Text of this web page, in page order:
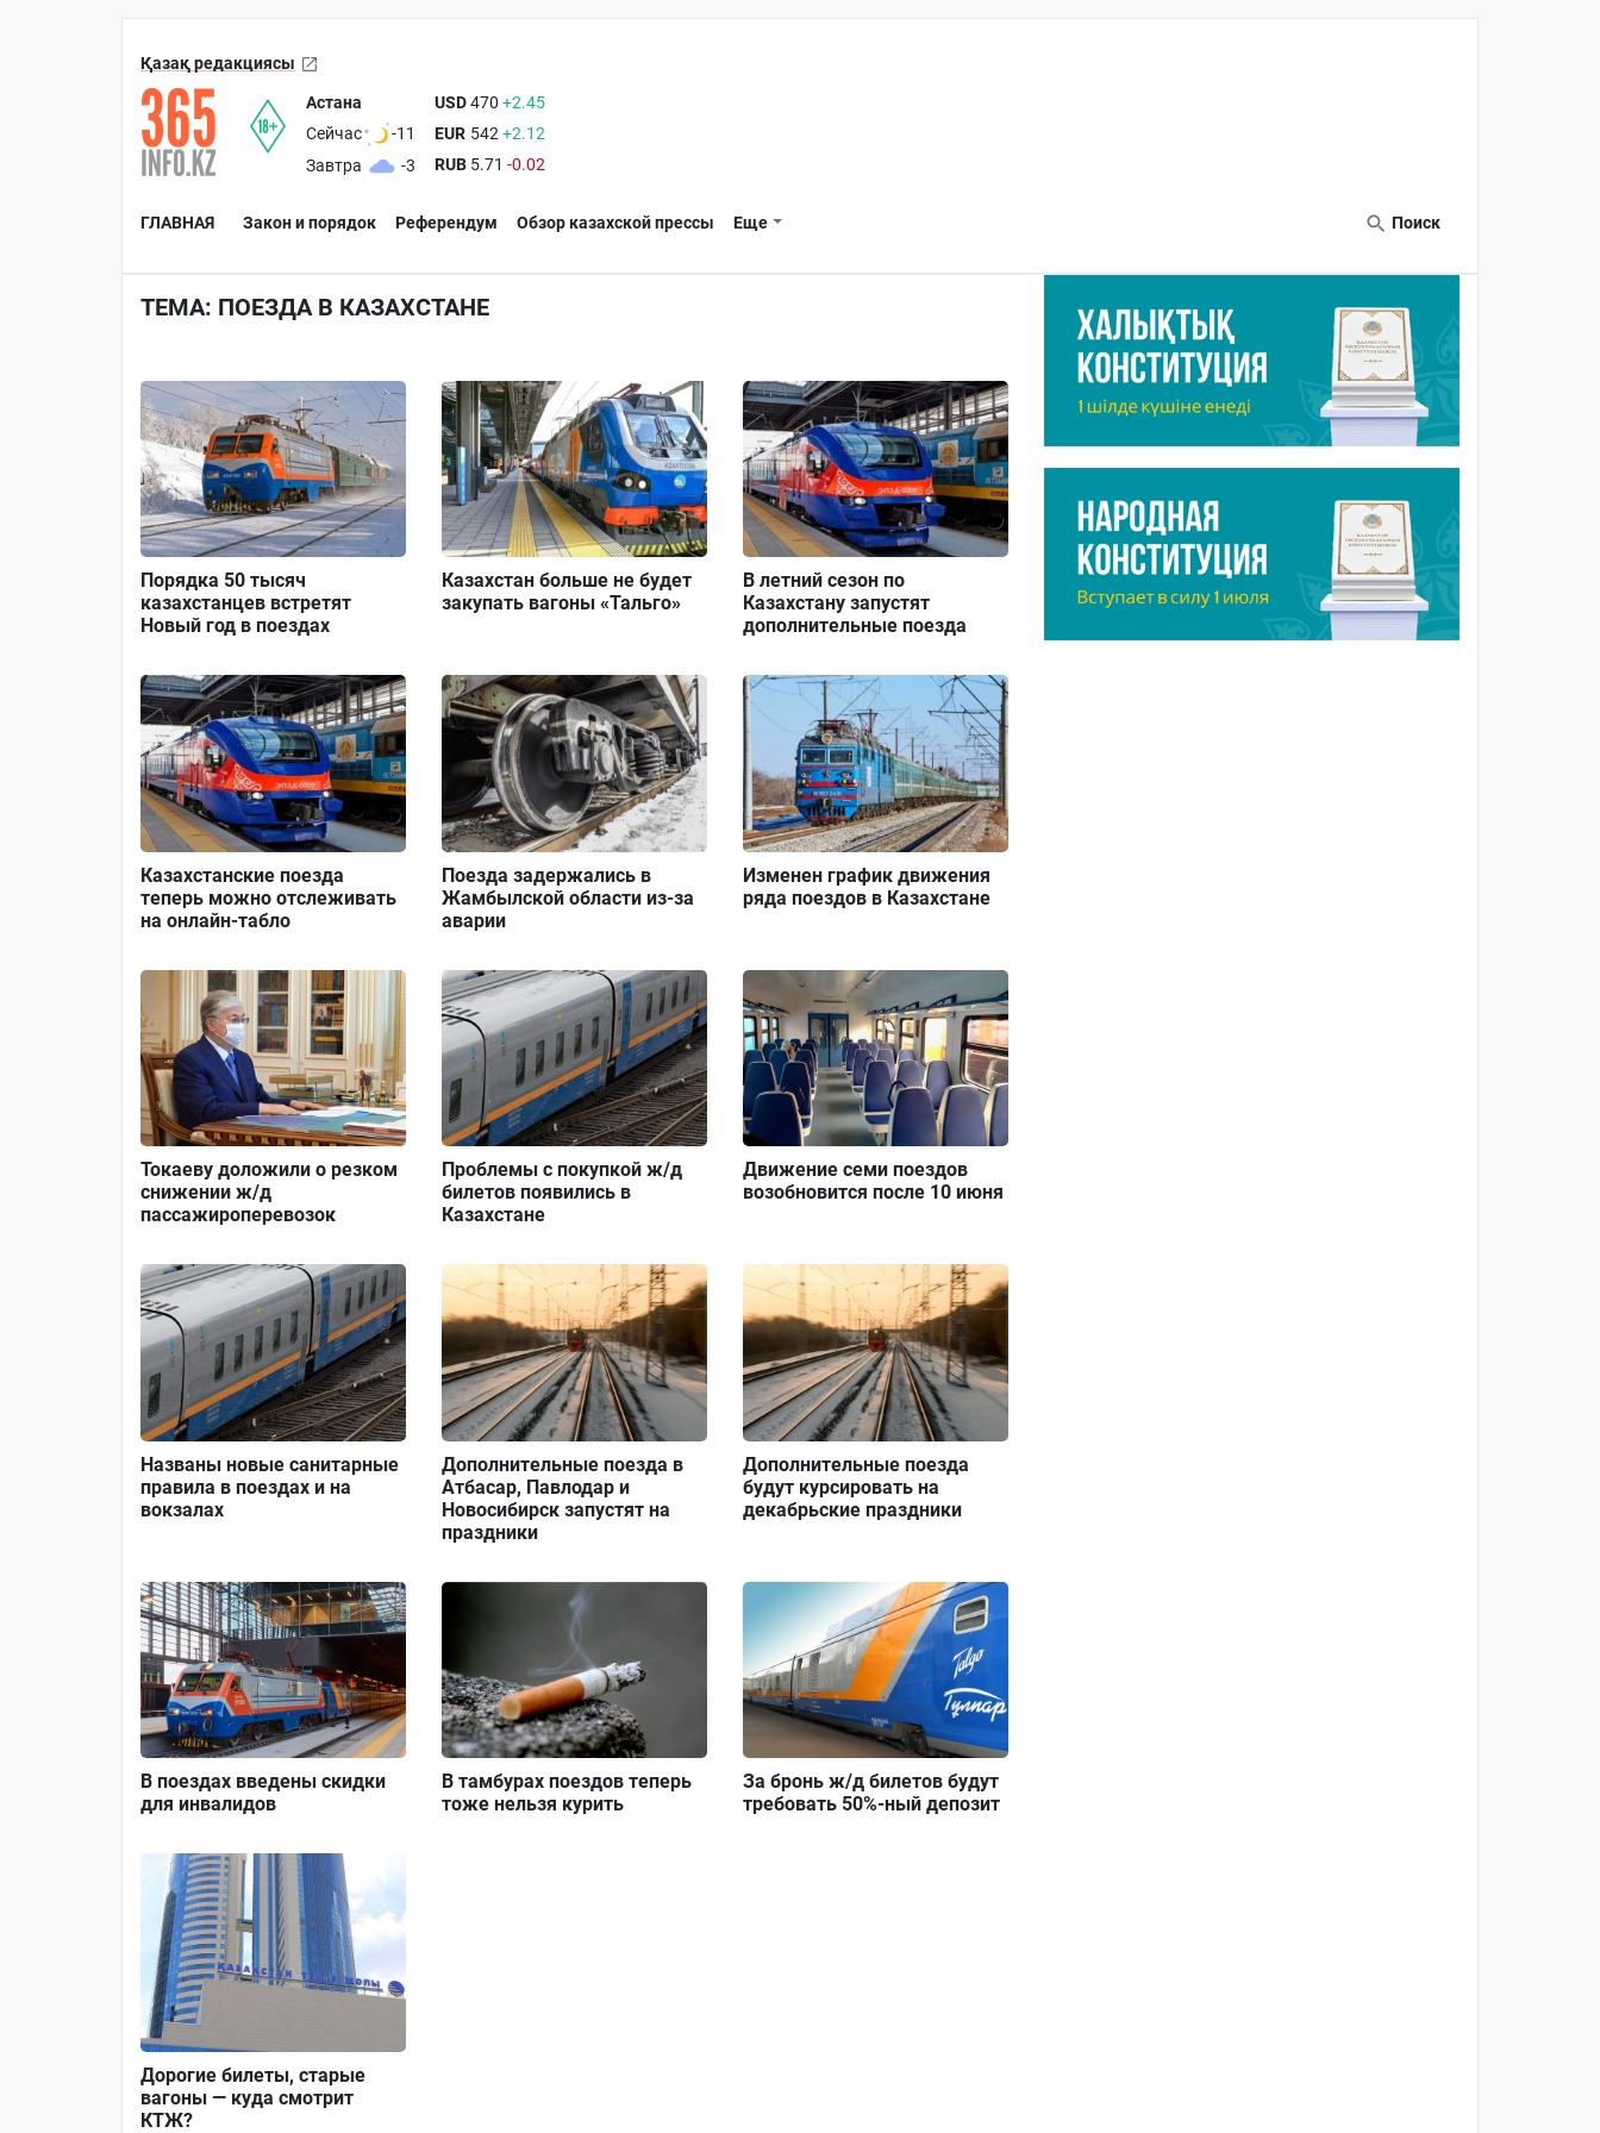
Қазақ редакциясы
Астана
Сейчас
-11
Завтра
-3
USD470 +2.45
EUR 542 +2.12
RUB 5.71 -0.02
ГЛАВНАЯ Закон и порядок Референдум Обзор казахской прессы Еще Поиск
ТЕМА: ПОЕЗДА В КАЗАХСТАНЕ
Порядка 50 тысяч
казахстанцев встретят
Новый год в поездах
Казахстан больше не будет
закупать вагоны «Тальго»
В летний сезон по
Казахстану запустят
дополнительные поезда
Казахстанские поезда
теперь можно отслеживать
на онлайн-табло
Поезда задержались в
Жамбылской области из-за
аварии
Изменен график движения
ряда поездов в Казахстане
Токаеву доложили о резком
снижении ж/д
пассажироперевозок
Проблемы с покупкой ж/д
билетов появились в
Казахстане
Движение семи поездов
возобновится после 10 июня
Названы новые санитарные
правила в поездах и на
вокзалах
Дополнительные поезда в
Атбасар, Павлодар и
Новосибирск запустят на
праздники
Дополнительные поезда
будут курсировать на
декабрьские праздники
В поездах введены скидки
для инвалидов
В тамбурах поездов теперь
тоже нельзя курить
За бронь ж/д билетов будут
требовать 50%-ный депозит
Дорогие билеты, старые
вагоны — куда смотрит
КТЖ?